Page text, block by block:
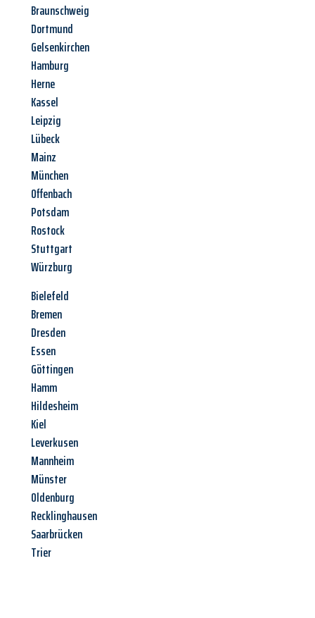
Braunschweig
Dortmund
Gelsenkirchen
Hamburg
Herne
Kassel
Leipzig
Lübeck
Mainz
München
Offenbach
Potsdam
Rostock
Stuttgart
Würzburg
Bielefeld
Bremen
Dresden
Essen
Göttingen
Hamm
Hildesheim
Kiel
Leverkusen
Mannheim
Münster
Oldenburg
Recklinghausen
Saarbrücken
Trier